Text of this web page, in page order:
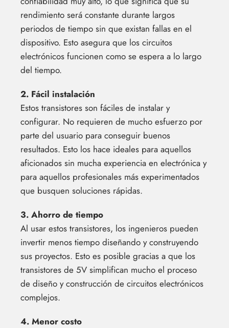
rendimiento será constante durante largos
periodos de tiempo sin que existan fallas en el
dispositivo. Esto asegura que los circuitos
electrónicos funcionen como se espera a lo largo
del tiempo.
2. Fácil instalación
Estos transistores son fáciles de instalar y
configurar. No requieren de mucho esfuerzo por
parte del usuario para conseguir buenos
resultados. Esto los hace ideales para aquellos
aficionados sin mucha experiencia en electrónica y
para aquellos profesionales más experimentados
que busquen soluciones rápidas.
3. Ahorro de tiempo
Al usar estos transistores, los ingenieros pueden
invertir menos tiempo diseñando y construyendo
sus proyectos. Esto es posible gracias a que los
transistores de 5V simplifican mucho el proceso
de diseño y construcción de circuitos electrónicos
complejos.
4. Menor costo